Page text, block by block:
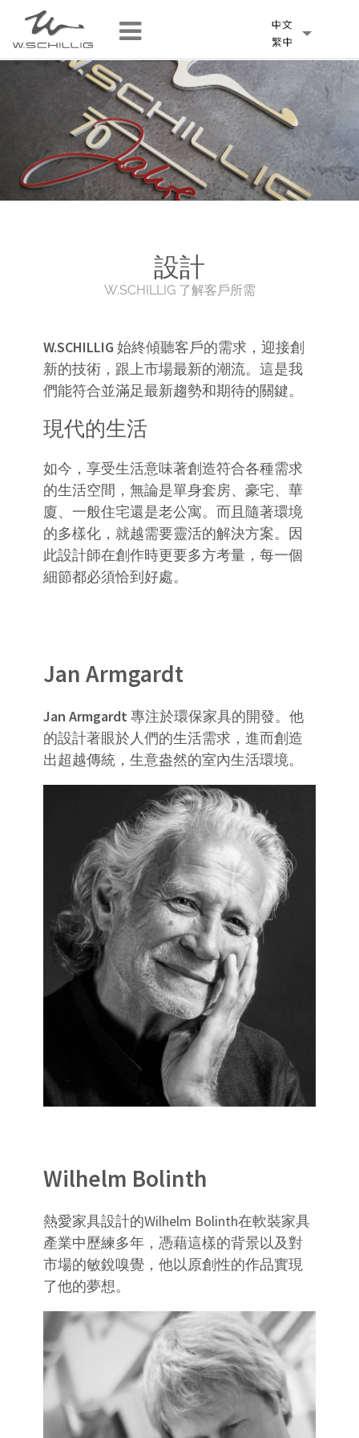
設計
W.SCHILLIG 了解客戶所需
W.SCHILLIG 始終傾聽客戶的需求，迎接創
新的技術，跟上市場最新的潮流。這是我
們能符合並滿足最新趨勢和期待的關鍵。
現代的生活
如今，享受生活意味著創造符合各種需求
的生活空間，無論是單身套房、豪宅、華
廈、一般住宅還是老公寓。而且隨著環境
的多樣化，就越需要靈活的解決方案。因
此設計師在創作時更要多方考量，每一個
細節都必須恰到好處。
Jan Armgardt
Jan Armgardt 專注於環保家具的開發。他
的設計著眼於人們的生活需求，進而創造
出超越傳統，生意盎然的室內生活環境。
Wilhelm Bolinth
熱愛家具設計的Wilhelm Bolinth在軟裝家具
產業中歷練多年，憑藉這樣的背景以及對
市場的敏銳嗅覺，他以原創性的作品實現
了他的夢想。